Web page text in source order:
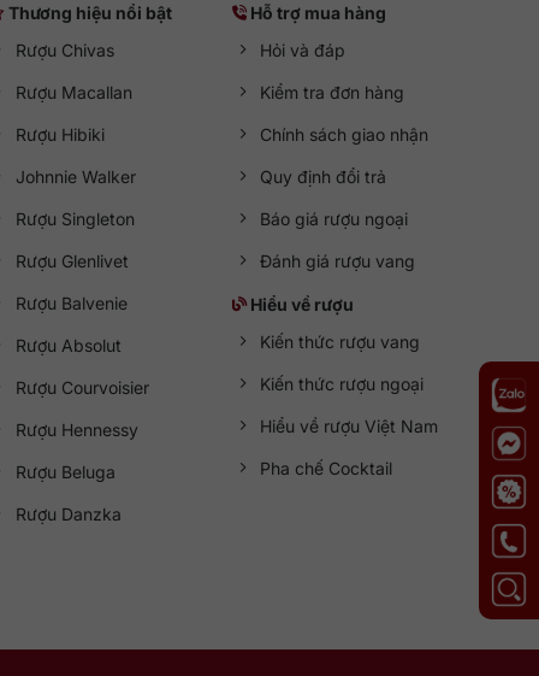
Thương hiệu nổi bật
Rượu Chivas
Rượu Macallan
Rượu Hibiki
Johnnie Walker
Rượu Singleton
Rượu Glenlivet
Rượu Balvenie
Rượu Absolut
Rượu Courvoisier
Rượu Hennessy
Rượu Beluga
Rượu Danzka
Hỗ trợ mua hàng
Hỏi và đáp
Kiểm tra đơn hàng
Chính sách giao nhận
Quy định đổi trả
Báo giá rượu ngoại
Đánh giá rượu vang
Hiểu về rượu
Kiến thức rượu vang
Kiến thức rượu ngoại
Hiểu về rượu Việt Nam
Pha chế Cocktail